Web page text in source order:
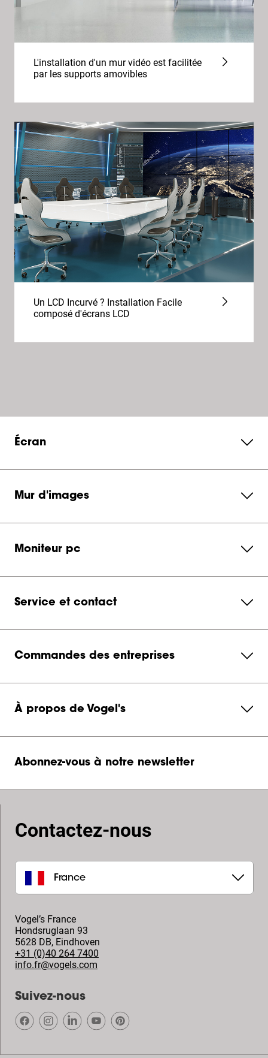
L'installation d'un mur vidéo est facilitée
par les supports amovibles
Un LCD Incurvé ? Installation Facile
composé d'écrans LCD
Écran
Mur d'images
Moniteur pc
Service et contact
Commandes des entreprises
À propos de Vogel's
Abonnez-vous à notre newsletter
Contactez-nous
France
Vogel’s France
Hondsruglaan 93
5628 DB, Eindhoven
+31 (0)40 264 7400
info.fr@vogels.com
Suivez-nous